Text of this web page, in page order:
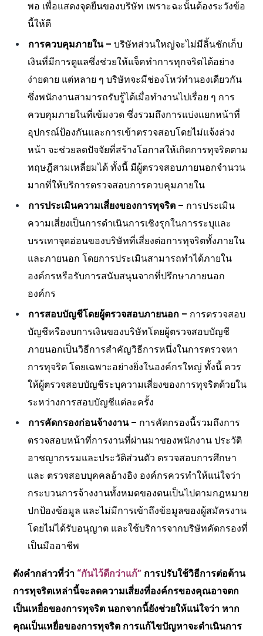
พอ เพื่อแสดงจุดยืนของบริษัท เพราะฉะนั้นต้องระวังข้อ
นี้ให้ดี
การควบคุมภายใน –บริษัทส่วนใหญ่จะไม่มีลิ้นชักเก็บ
เงินที่มีการดูแลซึ่งช่วยให้แจ็คทำการทุกจริตได้อย่าง
ง่ายดาย แต่หลาย ๆ บริษัทจะมีช่องโหว่ทำนองเดียวกัน
ซึ่งพนักงานสามารถรับรู้ได้เมื่อทำงานไปเรื่อย ๆ การ
ควบคุมภายในที่เข้มงวด ซึ่งรวมถึงการแบ่งแยกหน้าที่
อุปกรณ์ป้องกันและการเข้าตรวจสอบโดยไม่แจ้งล่วง
หน้า จะช่วยลดปัจจัยที่สร้างโอกาสให้เกิดการทุจริตตาม
ทฤษฎีสามเหลี่ยมได้ ทั้งนี้ มีผู้ตรวจสอบภายนอกจำนวน
มากที่ให้บริการตรวจสอบการควบคุมภายใน
การประเมินความเสี่ยงของการทุจริต – การประเมิน
ความเสี่ยงเป็นการดำเนินการเชิงรุกในการระบุและ
บรรเทาจุดอ่อนของบริษัทที่เสี่ยงต่อการทุจริตทั้งภายใน
และภายนอก โดยการประเมินสามารถทำได้ภายใน
องค์กรหรือรับการสนับสนุนจากที่ปรึกษาภายนอก
องค์กร
การสอบบัญชีโดยผู้ตรวจสอบภายนอก – การตรวจสอบ
บัญชีหรืองบการเงินของบริษัทโดยผู้ตรวจสอบบัญชี
ภายนอกเป็นวิธีการสำคัญวิธีการหนึ่งในการตรวจหา
การทุจริต โดยเฉพาะอย่างยิ่งในองค์กรใหญ่ ทั้งนี้ ควร
ให้ผู้ตรวจสอบบัญชีระบุความเสี่ยงของการทุจริตด้วยใน
ระหว่างการสอบบัญชีแต่ละครั้ง
การคัดกรองก่อนจ้างงาน – การคัดกรองนี้รวมถึงการ
ตรวจสอบหน้าที่การงานที่ผ่านมาของพนักงาน ประวัติ
อาชญากรรมและประวัติส่วนตัว ตรวจสอบการศึกษา
และ ตรวจสอบบุคคลอ้างอิง องค์กรควรทำให้แน่ใจว่า
กระบวนการจ้างงานทั้งหมดของตนเป็นไปตามกฎหมาย
ปกป้องข้อมูล และไม่มีการเข้าถึงข้อมูลของผู้สมัครงาน
โดยไม่ได้รับอนุญาต และใช้บริการจากบริษัทคัดกรองที่
เป็นมืออาชีพ
ดังคำกล่าวที่ว่า “กันไว้ดีกว่าแก้” การปรับใช้วิธีการต่อต้าน
การทุจริตเหล่านี้จะลดความเสี่ยงที่องค์กรของคุณอาจตก
เป็นเหยื่อของการทุจริต นอกจากนี้ยังช่วยให้แน่ใจว่า หาก
คุณเป็นเหยื่อของการทุจริต การแก้ไขปัญหาจะดำเนินการ